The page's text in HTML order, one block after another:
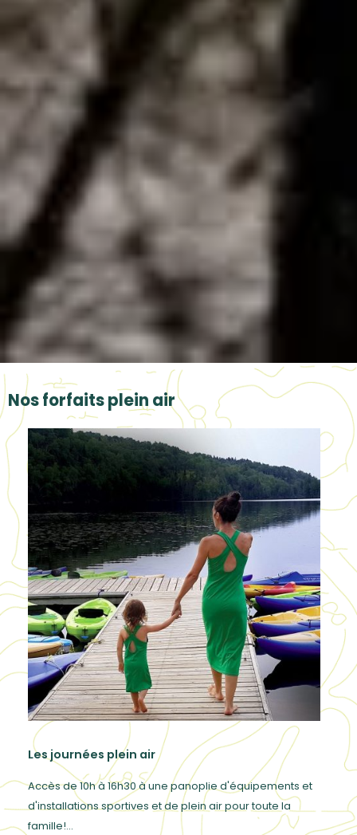
Nos forfaits plein air
Les journées plein air
Accès de 10h à 16h30 à une panoplie d'équipements et
d'installations sportives et de plein air pour toute la
famille!...